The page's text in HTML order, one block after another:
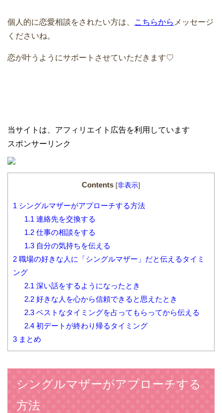
個人的に恋愛相談をされたい方は、 こちらから メッセージ
くださいね。
恋が叶うようにサポートさせていただきます♡
当サイトは、アフィリエイト広告を利用しています
スポンサーリンク
Contents [非表示]
1 シングルマザーがアプローチする方法
1.1 連絡先を交換する
1.2仕事の相談をする
1.3自分の気持ちを伝える
2 職場の好きな人に「シングルマザー」だと伝えるタイミ
ング
2.1 深い話をするようになったとき
2.2好きな人を心から信頼できると思えたとき
2.3ベストなタイミングを占ってもらってから伝える
2.4初デートが終わり帰るタイミング
3 まとめ
シングルマザーがアプローチする
方法